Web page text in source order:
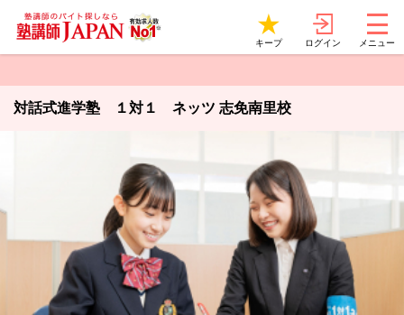
キープ ログイン メニュー
対話式進学塾 １対１ ネッツ 志免南里校